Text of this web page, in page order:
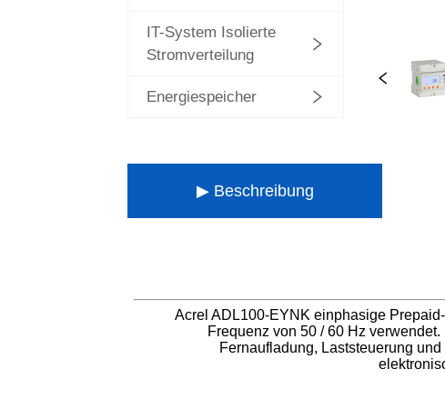
IT-System Isolierte
Stromverteilung
Energiespeicher
▶ Beschreibung